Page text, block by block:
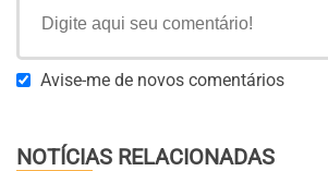
Avise-me de novos comentários
NOTÍCIAS RELACIONADAS